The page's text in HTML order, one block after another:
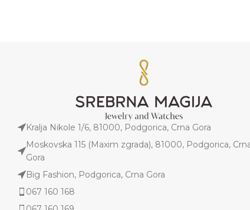
Kralja Nikole 1/6, 81000, Podgorica, Crna Gora
Moskovska 115 (Maxim zgrada), 81000, Podgorica,
Gora
Big Fashion, Podgorica, Crna Gora
067 160 168